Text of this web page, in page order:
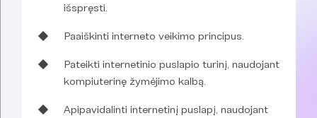
išspręsti.
Paaiškinti interneto veikimo principus.
Pateikti internetinio puslapio turinį, naudojant
kompiuterinę žymėjimo kalbą.
Apipavidalinti internetinį puslapį, naudojant